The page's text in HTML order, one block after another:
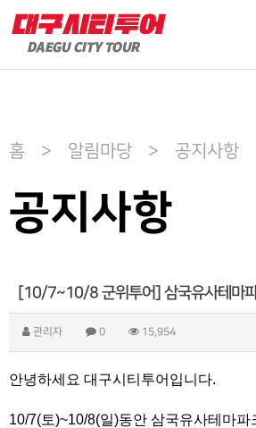
홈 > 알림마당 > 공지사항
공지사항
[10/7~10/8 군위투어] 삼국유사테마
관리자 0 15,954
안녕하세요 대구시티투어입니다.
10/7(토)~10/8(일)동안 삼국유사테마